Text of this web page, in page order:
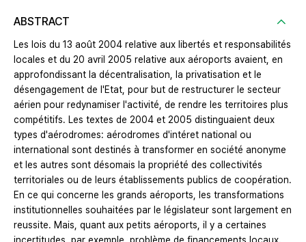
ABSTRACT
Les lois du 13 août 2004 relative aux libertés et responsabilités
locales et du 20 avril 2005 relative aux aéroports avaient, en
approfondissant la décentralisation, la privatisation et le
désengagement de l'Etat, pour but de restructurer le secteur
aérien pour redynamiser l'activité, de rendre les territoires plus
compétitifs. Les textes de 2004 et 2005 distinguaient deux
types d'aérodromes: aérodromes d'intéret national ou
international sont destinés à transformer en société anonyme
et les autres sont désomais la propriété des collectivités
territoriales ou de leurs établissements publics de coopération.
En ce qui concerne les grands aéroports, les transformations
institutionnelles souhaitées par le législateur sont largement en
reussite. Mais, quant aux petits aéroports, il y a certaines